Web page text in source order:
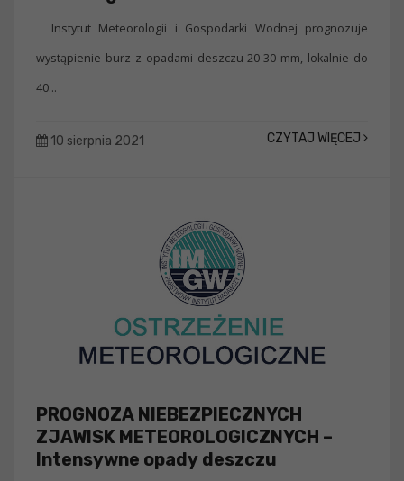
Instytut Meteorologii i Gospodarki Wodnej prognozuje
wystąpienie burz z opadami deszczu 20-30 mm, lokalnie do
40...
10 sierpnia 2021 CZYTAJ WIĘCEJ
PROGNOZA NIEBEZPIECZNYCH
ZJAWISK METEOROLOGICZNYCH –
Intensywne opady deszczu